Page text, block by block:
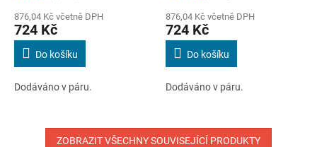
876,04 Kč včetně DPH
724 Kč
Do košíku
Dodáváno v páru.
876,04 Kč včetně DPH
724 Kč
Do košíku
Dodáváno v páru.
ZOBRAZIT VŠECHNY SOUVISEJÍCÍ PRODUKTY